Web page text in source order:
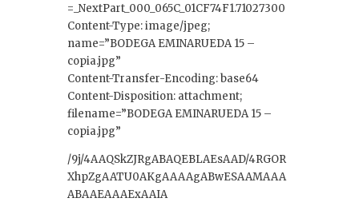
=_NextPart_000_065C_01CF74F1.71027300
Content-Type: image/jpeg;
name=”BODEGA EMINARUEDA 15 –
copia.jpg”
Content-Transfer-Encoding: base64
Content-Disposition: attachment;
filename=”BODEGA EMINARUEDA 15 –
copia.jpg”
/9j/4AAQSkZJRgABAQEBLAEsAAD/4RGOR
XhpZgAATU0AKgAAAAgABwESAAMAAA
ABAAEAAAExAAIA